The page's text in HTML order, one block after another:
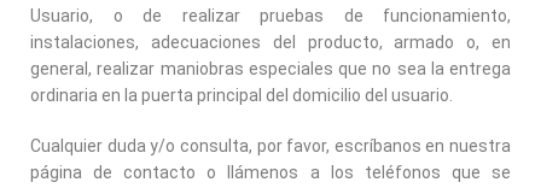
Usuario, o de realizar pruebas de funcionamiento,
instalaciones, adecuaciones del producto, armado o, en
general, realizar maniobras especiales que no sea la entrega
ordinaria en la puerta principal del domicilio del usuario.
Cualquier duda y/o consulta, por favor, escríbanos en nuestra
página de contacto o llámenos a los teléfonos que se